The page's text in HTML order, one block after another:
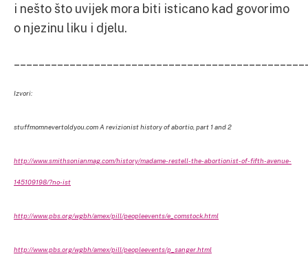
i nešto što uvijek mora biti isticano kad govorimo
o njezinu liku i djelu.
Izvori:
stuffmomnevertoldyou.com A revizionist history of abortio, part 1 and 2
http://www.smithsonianmag.com/history/madame-restell-the-abortionist-of-fifth-avenue-
145109198/?no-ist
http://www.pbs.org/wgbh/amex/pill/peopleevents/e_comstock.html
http://www.pbs.org/wgbh/amex/pill/peopleevents/p_sanger.html